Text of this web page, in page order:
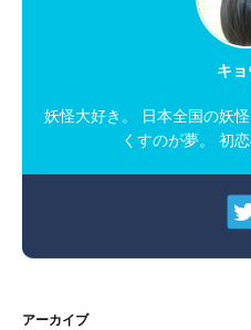
キョ
妖怪大好き。 日本全国の妖
くすのが夢。 初
アーカイブ